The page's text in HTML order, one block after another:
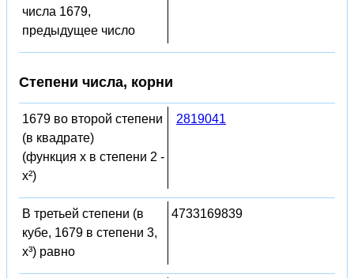
числа 1679,
предыдущее число
Степени числа, корни
1679 во второй степени
(в квадрате)
(функция x в степени 2 -
x²)
2819041
В третьей степени (в
кубе, 1679 в степени 3,
x³) равно
4733169839